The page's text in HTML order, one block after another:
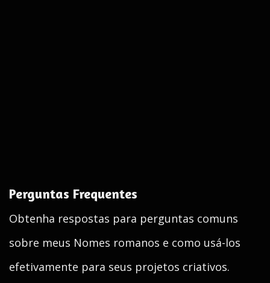
Perguntas Frequentes
Obtenha respostas para perguntas comuns
sobre meus Nomes romanos e como usá-los
efetivamente para seus projetos criativos.